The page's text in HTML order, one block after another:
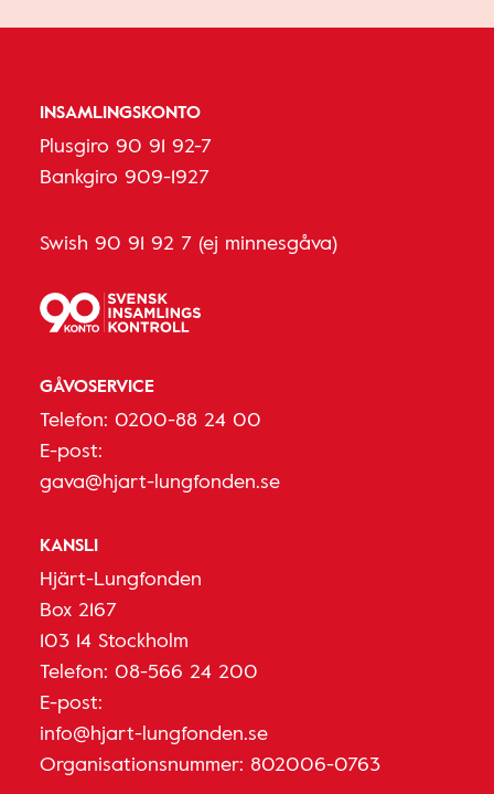
INSAMLINGSKONTO
Plusgiro 90 91 92-7
Bankgiro 909-1927
Swish 90 91 92 7 (ej minnesgåva)
GÅVOSERVICE
Telefon: 0200-88 24 00
E-post:
gava@hjart-lungfonden.se
KANSLI
Hjärt-Lungfonden
Box 2167
103 14 Stockholm
Telefon: 08-566 24 200
E-post:
info@hjart-lungfonden.se
Organisationsnummer: 802006-0763